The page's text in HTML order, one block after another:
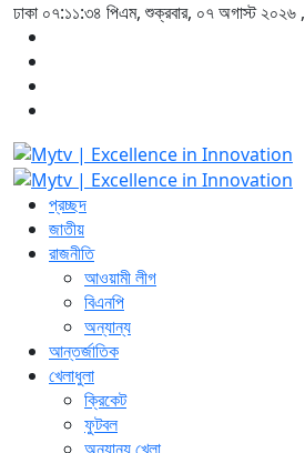
ঢাকা ০৭:১১:৩৪ পিএম, শুক্রবার, ০৭ অগাস্ট ২০২৬ ,
প্রচ্ছদ
জাতীয়
রাজনীতি
আওয়ামী লীগ
বিএনপি
অন্যান্য
আন্তর্জাতিক
খেলাধুলা
ক্রিকেট
ফুটবল